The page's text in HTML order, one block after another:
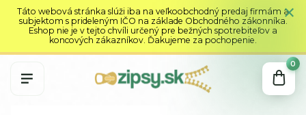
Táto webová stránka slúži iba na veľkoobchodný predaj firmám a
subjektom s prideleným IČO na základe Obchodného zákonníka.
Eshop nie je v tejto chvíli určený pre bežných spotrebiteľov a
koncových zákazníkov. Ďakujeme za pochopenie.
0